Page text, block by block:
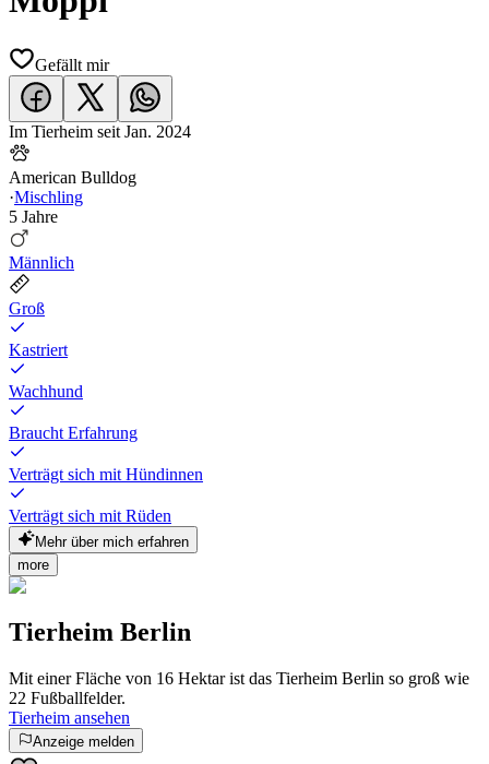
Gefällt mir
Im Tierheim seit Jan. 2024
American Bulldog
·Mischling
5 Jahre
Männlich
Groß
Kastriert
Wachhund
Braucht Erfahrung
Verträgt sich mit Hündinnen
Verträgt sich mit Rüden
Mehr über mich erfahren
more
Tierheim Berlin
Mit einer Fläche von 16 Hektar ist das Tierheim Berlin so groß wie
22 Fußballfelder.
Tierheim ansehen
Anzeige melden